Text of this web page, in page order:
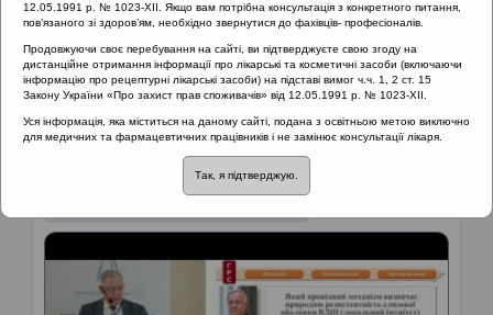
Матеріали за МКХ-11::12 Хвороби органів
дихання
Рубрика:
12 Хвороби органів дихання
12.05.1991 р. № 1023-XII. Якщо вам потрібна консультація з конкретного питання,
пов’язаного зі здоров’ям, необхідно звернутися до фахівців- професіоналів.
Продовжуючи своє перебування на сайті, ви підтверджуєте свою згоду на
дистанційне отримання інформації про лікарські та косметичні засоби (включаючи
інформацію про рецептурні лікарські засоби) на підставі вимог ч.ч. 1, 2 ст. 15
Закону України «Про захист прав споживачів» від 12.05.1991 р. № 1023-XII.
Уся інформація, яка міститься на даному сайті, подана з освітньою метою виключно
для медичних та фармацевтичних працівників і не замінює консультації лікаря.
Так, я підтверджую.